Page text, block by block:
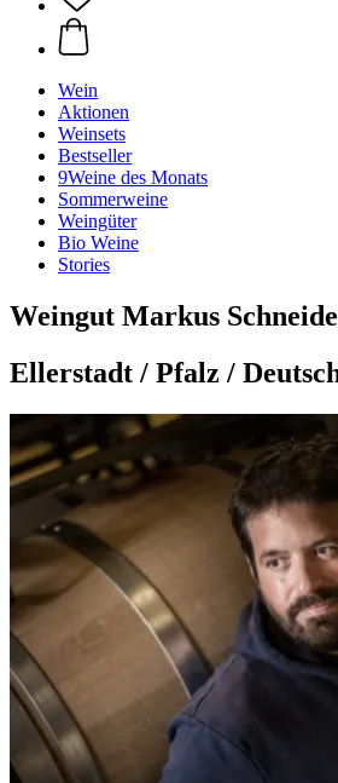
Wein
Aktionen
Weinsets
Bestseller
9Weine des Monats
Sommerweine
Weingüter
Bio Weine
Stories
Weingut Markus
Ellerstadt / Pfalz /